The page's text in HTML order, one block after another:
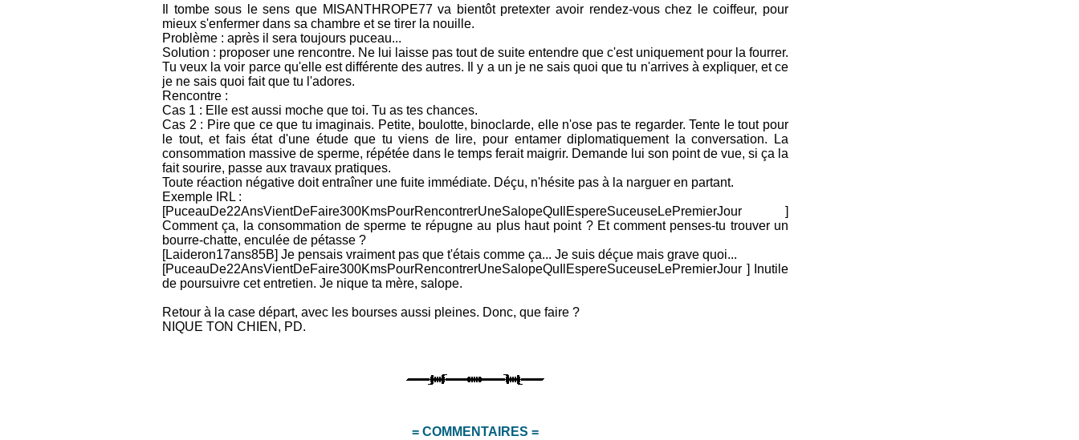
Il tombe sous le sens que MISANTHROPE77 va bientôt pretexter avoir rendez-vous chez le coiffeur, pour
mieux s'enfermer dans sa chambre et se tirer la nouille.
Problème : après il sera toujours puceau...
Solution : proposer une rencontre. Ne lui laisse pas tout de suite entendre que c'est uniquement pour la fourrer.
Tu veux la voir parce qu'elle est différente des autres. Il y a un je ne sais quoi que tu n'arrives à expliquer, et ce
je ne sais quoi fait que tu l'adores.
Rencontre :
Cas 1 : Elle est aussi moche que toi. Tu as tes chances.
Cas 2 : Pire que ce que tu imaginais. Petite, boulotte, binoclarde, elle n'ose pas te regarder. Tente le tout pour
le tout, et fais état d'une étude que tu viens de lire, pour entamer diplomatiquement la conversation. La
consommation massive de sperme, répétée dans le temps ferait maigrir. Demande lui son point de vue, si ça la
fait sourire, passe aux travaux pratiques.
Toute réaction négative doit entraîner une fuite immédiate. Déçu, n'hésite pas à la narguer en partant.
Exemple IRL :
[PuceauDe22AnsVientDeFaire300KmsPourRencontrerUneSalopeQuIlEspereSuceuseLePremierJour ]
Comment ça, la consommation de sperme te répugne au plus haut point ? Et comment penses-tu trouver un
bourre-chatte, enculée de pétasse ?
[Laideron17ans85B] Je pensais vraiment pas que t'étais comme ça... Je suis déçue mais grave quoi...
[PuceauDe22AnsVientDeFaire300KmsPourRencontrerUneSalopeQuIlEspereSuceuseLePremierJour ] Inutile
de poursuivre cet entretien. Je nique ta mère, salope.
Retour à la case départ, avec les bourses aussi pleines. Donc, que faire ?
NIQUE TON CHIEN, PD.
= COMMENTAIRES =